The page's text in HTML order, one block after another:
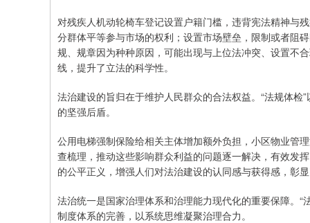
对残疾人机动轮椅车登记设置户籍门槛，违背宪法精神与
分群体平等参与市场的权利；设置市场壁垒，限制或者
规、规章因为种种原因，可能出现与上位法冲突、设置不
线，提升了立法的科学性。
法治建设的旨归在于维护人民群众的合法权益。“法规体
的坚强后盾。
公用电梯强制保险给相关主体增加额外负担，小区物业管
查梳理，推动这些影响群众利益的问题逐一解决，有效发
的公平正义，增强人们对法治建设的认同感与获得感，彰
法治统一是国家治理体系和治理能力现代化的重要保障。
制度体系的完善，以系统思维凝聚治理合力。